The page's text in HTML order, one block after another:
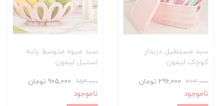
سبد مستطیل دربدار
کوچک لیمون
324,000 296,000 تومان
ناموجود
سبد میوه متوسط پایه
استیل لیمون
954,000 905,000 تومان
ناموجود